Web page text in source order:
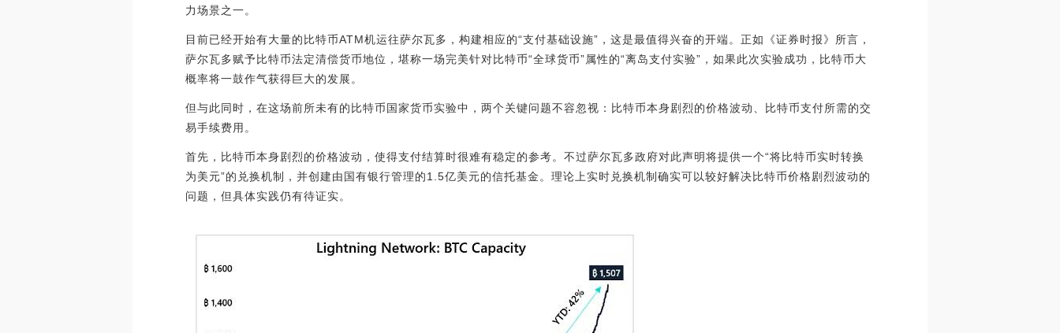
力场景之一。
目前已经开始有大量的比特币ATM机运往萨尔瓦多，构建相应的“支付基础设施”，这是最值得兴奋的开端。正如《证券时报》所言，
萨尔瓦多赋予比特币法定清偿货币地位，堪称一场完美针对比特币“全球货币”属性的“离岛支付实验”，如果此次实验成功，比特币大
概率将一鼓作气获得巨大的发展。
但与此同时，在这场前所未有的比特币国家货币实验中，两个关键问题不容忽视：比特币本身剧烈的价格波动、比特币支付所需的交
易手续费用。
首先，比特币本身剧烈的价格波动，使得支付结算时很难有稳定的参考。不过萨尔瓦多政府对此声明将提供一个“将比特币实时转换
为美元”的兑换机制，并创建由国有银行管理的1.5亿美元的信托基金。理论上实时兑换机制确实可以较好解决比特币价格剧烈波动的
问题，但具体实践仍有待证实。